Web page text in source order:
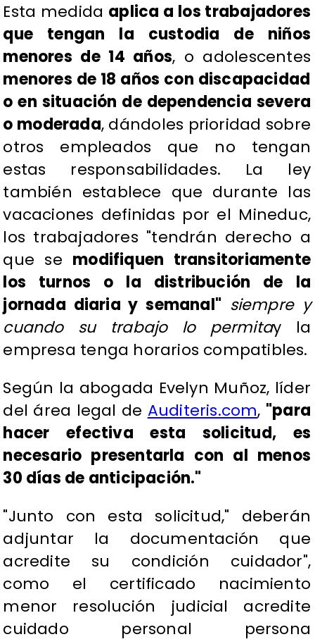
Esta medida aplica a los trabajadores
que tengan la custodia de niños
menores de 14 años, o adolescentes
menores de 18 años con discapacidad
o en situación de dependencia severa
o moderada, dándoles prioridad sobre
otros empleados que no tengan
estas responsabilidades. La ley
también establece que durante las
vacaciones definidas por el Mineduc,
los trabajadores "tendrán derecho a
que se modifiquen transitoriamente
los turnos o la distribución de la
jornada diaria y semanal" siempre y
cuando su trabajo lo permitay la
empresa tenga horarios compatibles.
Según la abogada Evelyn Muñoz, líder
del área legal de Auditeris.com, "para
hacer efectiva esta solicitud, es
necesario presentarla con al menos
30 días de anticipación."
"Junto con esta solicitud," deberán
adjuntar la documentación que
acredite su condición cuidador",
como el certificado nacimiento
menor resolución judicial acredite
cuidado personal persona